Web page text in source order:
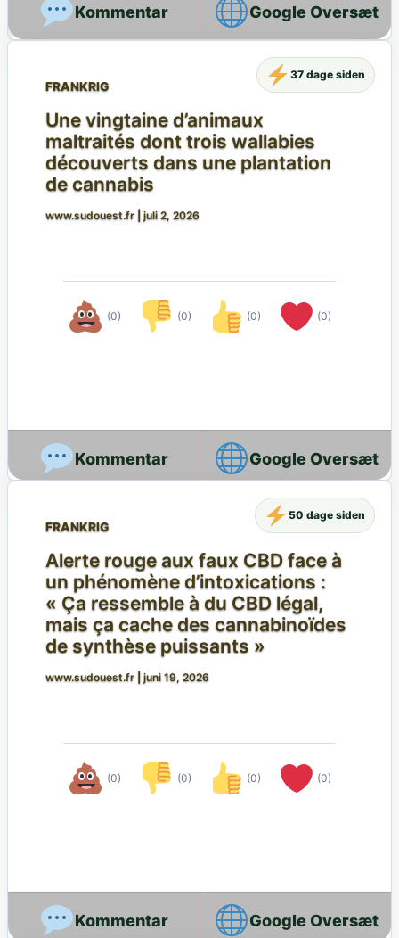
Google Oversæt
FRANKRIG
Une vingtaine d’animaux
maltraités dont trois wallabies
découverts dans une plantation
de cannabis
www.sudouest.fr juli 2, 2026
(0) (0) (0) (0)
37 dage siden
Google Oversæt
FRANKRIG
Alerte rouge aux faux CBD face à
un phénomène d’intoxications :
« Ça ressemble à du CBD légal,
mais ça cache des cannabinoïdes
de synthèse puissants »
www.sudouest.fr juni 19, 2026
(0) (0) (0) (0)
50 dage siden
Google Oversæt